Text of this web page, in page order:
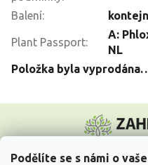
Podělíte se s námi o
Balení:
Plant Passport:
A:
NL
Položka byla
p